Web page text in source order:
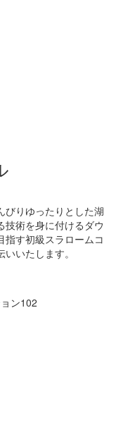
びりゆったりとした湖
技術を身に付けるダウ
指す初級スラロームコ
いたします。
ン102